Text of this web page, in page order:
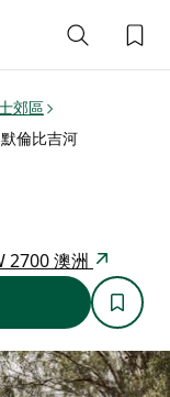
郊區
默倫比吉河
2700 澳洲